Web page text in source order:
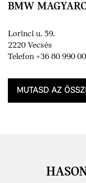
BMW
Lorinci u. 59.
2220 Vecsés
Telefon +36 80 990
MUTASD AZ